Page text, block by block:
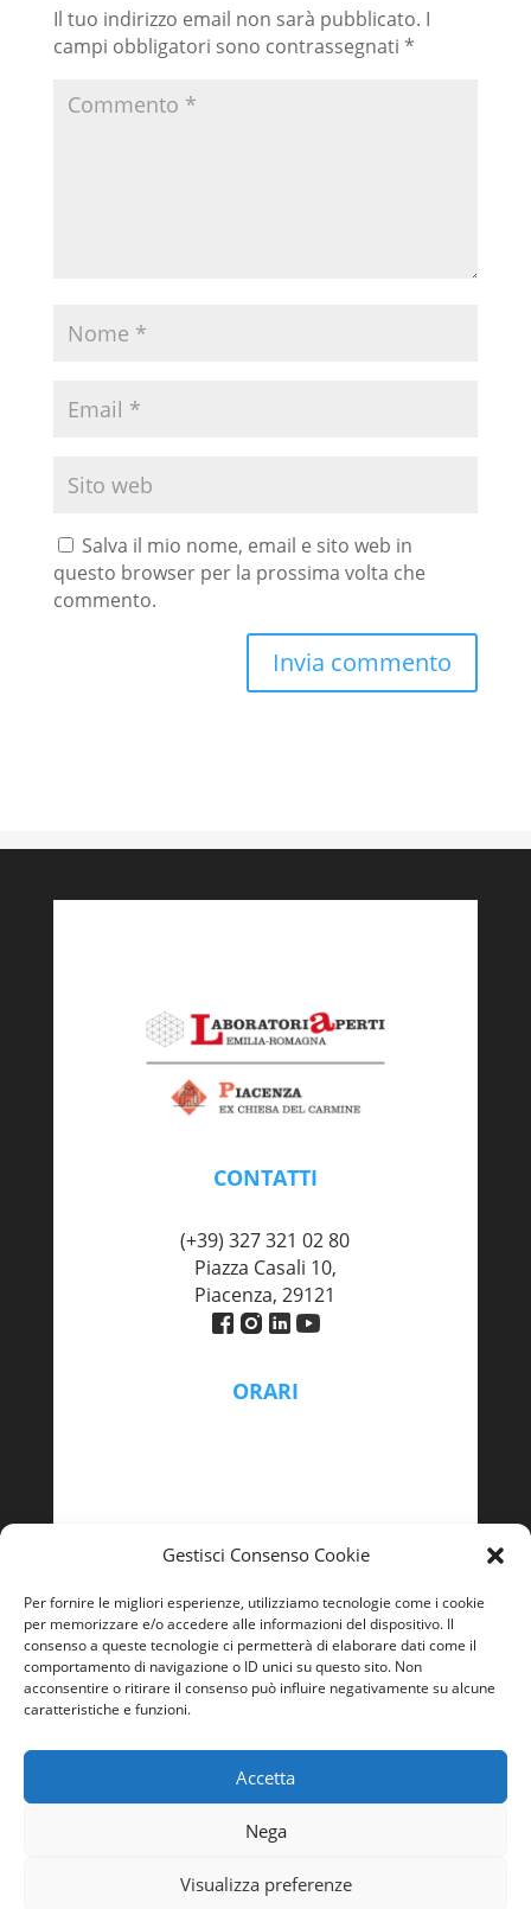
Gestisci Consenso Cookie
Per fornire le migliori esperienze, utilizziamo tecnologie come i cookie
per memorizzare e/o accedere alle informazioni del dispositivo. Il
consenso a queste tecnologie ci permetterà di elaborare dati come il
comportamento di navigazione o ID unici su questo sito. Non
acconsentire o ritirare il consenso può influire negativamente su alcune
caratteristiche e funzioni.
Accetta
Nega
Visualizza preferenze
Il tuo indirizzo email non sarà pubblicato. I
campi obbligatori sono contrassegnati *
Salva il mio nome, email e sito web in
questo browser per la prossima volta che
commento.
CONTATTI
(+39) 327 321 02 80
Piazza Casali 10,
Piacenza, 29121
ORARI